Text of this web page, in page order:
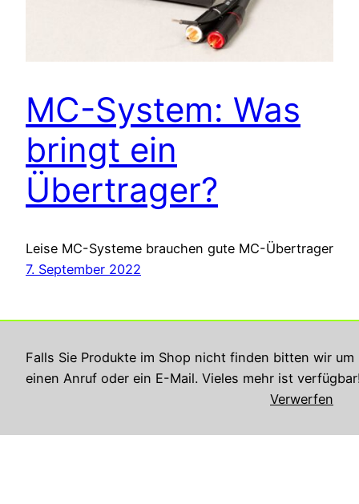
Falls Sie Produkte im Shop nicht finden bitten wir um
einen Anruf oder ein E-Mail. Vieles mehr ist
Verwerfen
MC-System: Was
bringt ein
Übertrager?
Leise MC-Systeme brauchen gute MC-Übertrager
7. September 2022